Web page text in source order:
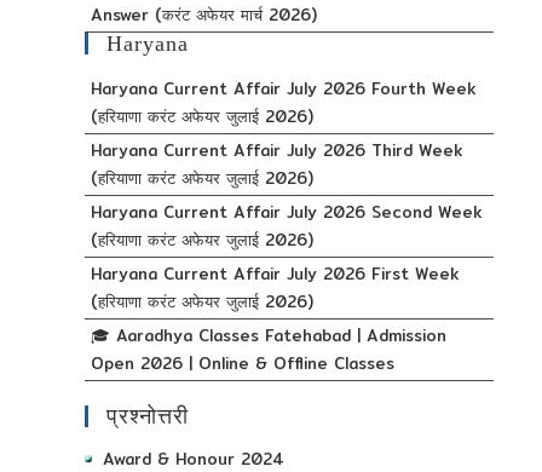
Answer (करंट अफेयर मार्च 2026)
Haryana
Haryana Current Affair July 2026 Fourth Week
(हरियाणा करंट अफेयर जुलाई 2026)
Haryana Current Affair July 2026 Third Week
(हरियाणा करंट अफेयर जुलाई 2026)
Haryana Current Affair July 2026 Second Week
(हरियाणा करंट अफेयर जुलाई 2026)
Haryana Current Affair July 2026 First Week
(हरियाणा करंट अफेयर जुलाई 2026)
🎓 Aaradhya Classes Fatehabad | Admission
Open 2026 | Online & Offline Classes
प्रश्नोत्तरी
Award & Honour 2024